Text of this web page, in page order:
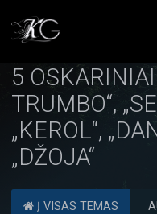
5
TRUMBO“,
„KEROL“,
„DŽOJA“
Į VISAS TEMAS